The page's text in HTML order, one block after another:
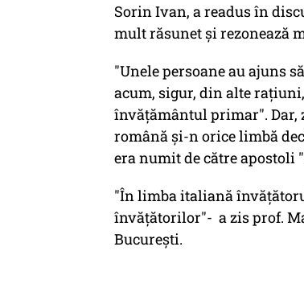
Sorin Ivan, a readus în
mult răsunet și rezonează
"Unele persoane au ajuns
acum, sigur, din alte
învățământul primar". Dar,
română și-n orice limbă
era numit de către apostoli
"În limba italiană
învățătorilor"- a zis prof.
București.